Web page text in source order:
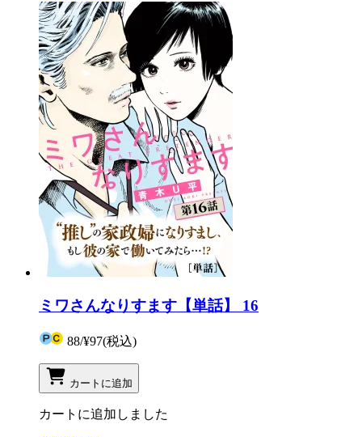
ミワさんなりすます【単話】 16
88/¥97(税込)
カートに追加
カートに追加しました